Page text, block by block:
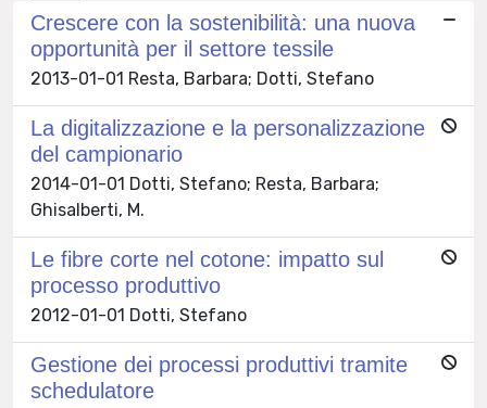
Crescere con la sostenibilità: una nuova
opportunità per il settore tessile
2013-01-01 Resta, Barbara; Dotti, Stefano
La digitalizzazione e la personalizzazione
del campionario
2014-01-01 Dotti, Stefano; Resta, Barbara;
Ghisalberti, M.
Le fibre corte nel cotone: impatto sul
processo produttivo
2012-01-01 Dotti, Stefano
Gestione dei processi produttivi tramite
schedulatore